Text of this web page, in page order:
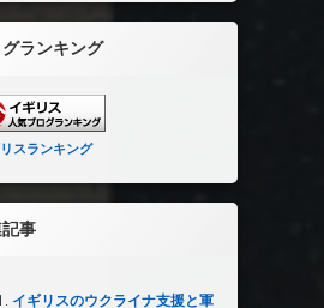
ランキング
スランキング
記事
イギリスのウクライナ支援と軍